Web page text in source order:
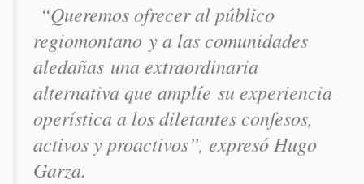
“Queremos ofrecer al público
regiomontano y a las comunidades
aledañas una extraordinaria
alternativa que amplíe su experiencia
operística a los diletantes confesos,
activos y proactivos”, expresó Hugo
Garza.